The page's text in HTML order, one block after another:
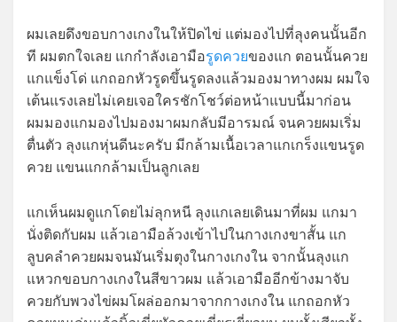
ผมเลยดึงขอบกางเกงในให้ปิดไข่ แต่มองไปที่ลุงคนนั้นอีก
ที ผมตกใจเลย แกกำลังเอามือรูดควยของแก ตอนนั้นควย
แกแข็งโด่ แกถอกหัวรูดขึ้นรูดลงแล้วมองมาทางผม ผมใจ
เต้นแรงเลยไม่เคยเจอใครชักโชว์ต่อหน้าแบบนี้มาก่อน
ผมมองแกมองไปมองมาผมกลับมีอารมณ์ จนควยผมเริ่ม
ตื่นตัว ลุงแกหุ่นดีนะครับ มีกล้ามเนื้อเวลาแกเกร็งแขนรูด
ควย แขนแกกล้ามเป็นลูกเลย
แกเห็นผมดูแกโดยไม่ลุกหนี ลุงแกเลยเดินมาที่ผม แกมา
นั่งติดกับผม แล้วเอามือล้วงเข้าไปในกางเกงขาสั้น แก
ลูบคลำควยผมจนมันเริ่มตุงในกางเกงใน จากนั้นลุงแก
แหวกขอบกางเกงในสีขาวผม แล้วเอามืออีกข้างมาจับ
ควยกับพวงไข่ผมโผล่ออกมาจากกางเกงใน แกถอกหัว